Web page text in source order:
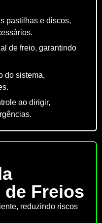
pastilhas e discos,
de freio, garantindo
do sistema,
ao dirigir,
de Freios
reduzindo riscos